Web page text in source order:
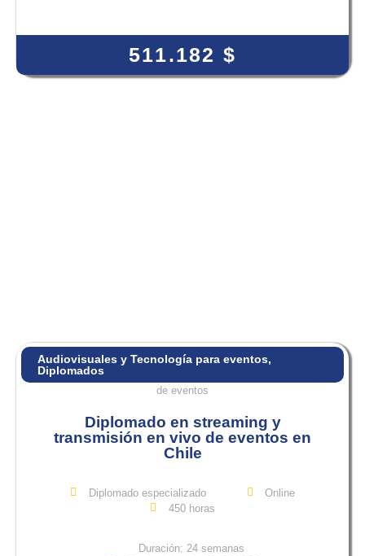
511.182 $
Audiovisuales y Tecnología para eventos,
Diplomados
Diplomado en streaming y
transmisión en vivo de eventos en
Chile
Diplomado especializado
Online
450 horas
Duración: 24 semanas